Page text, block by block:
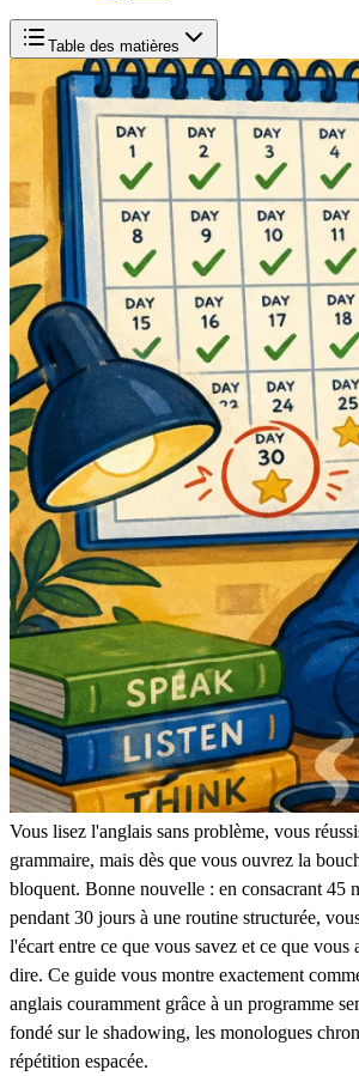
Table des matières
Vous lisez l'anglais sans problème, vous
grammaire, mais dès que vous ouvrez la
bloquent. Bonne nouvelle : en consacrant 45
pendant 30 jours à une routine structurée,
l'écart entre ce que vous savez et ce que vous
dire. Ce guide vous montre exactement
anglais couramment grâce à un programme
fondé sur le shadowing, les monologues
répétition espacée.